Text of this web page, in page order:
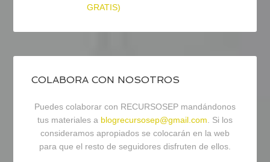
GRATIS)
COLABORA CON NOSOTROS
Puedes colaborar con RECURSOSEP mandándonos
tus materiales a blogrecursosep@gmail.com. Si los
consideramos apropiados se colocarán en la web
para que el resto de seguidores disfruten de ellos.